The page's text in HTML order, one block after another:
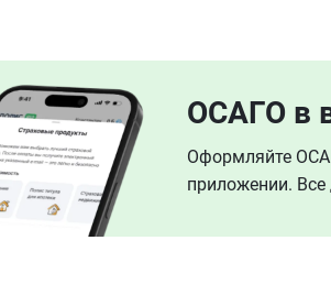
ОСАГО в
Оформляйте
приложении. Все